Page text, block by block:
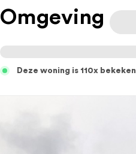
Omgeving
Deze woning is 110x bekeken